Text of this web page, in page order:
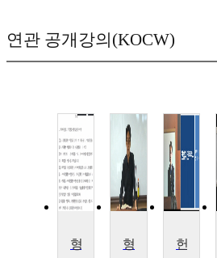
연관 공개강의(KOCW)